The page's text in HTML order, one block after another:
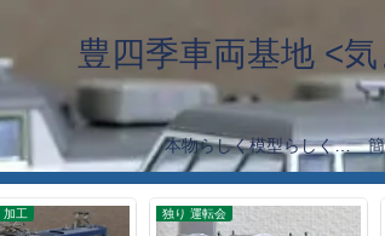
豊四季車両基地 <
本物らしく模型らしく… 簡
加工 独り 運転会